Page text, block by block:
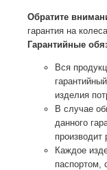
Обратите
гарантия на
Гарантийные
Вся
изделия
В случае
данного
Каждое
паспортом,